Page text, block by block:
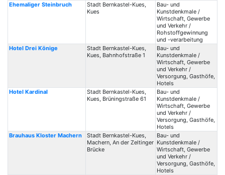
Ehemaliger Steinbruch
Stadt Bernkastel-Kues,
Kues
Bau- und
Kunstdenkmale /
Wirtschaft, Gewerbe
und Verkehr /
Rohstoffgewinnung
und -verarbeitung
Hotel Drei Könige
Stadt Bernkastel-Kues,
Kues, Bahnhofstraße 1
Bau- und
Kunstdenkmale /
Wirtschaft, Gewerbe
und Verkehr /
Versorgung, Gasthöfe,
Hotels
Hotel Kardinal
Stadt Bernkastel-Kues,
Kues, Brüningstraße 61
Bau- und
Kunstdenkmale /
Wirtschaft, Gewerbe
und Verkehr /
Versorgung, Gasthöfe,
Hotels
Brauhaus Kloster Machern
Stadt Bernkastel-Kues,
Machern, An der Zeltinger
Brücke
Bau- und
Kunstdenkmale /
Wirtschaft, Gewerbe
und Verkehr /
Versorgung, Gasthöfe,
Hotels